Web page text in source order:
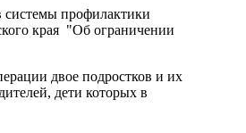
системы профилактики
края "Об ограничении
двое подростков и их
дети которых в